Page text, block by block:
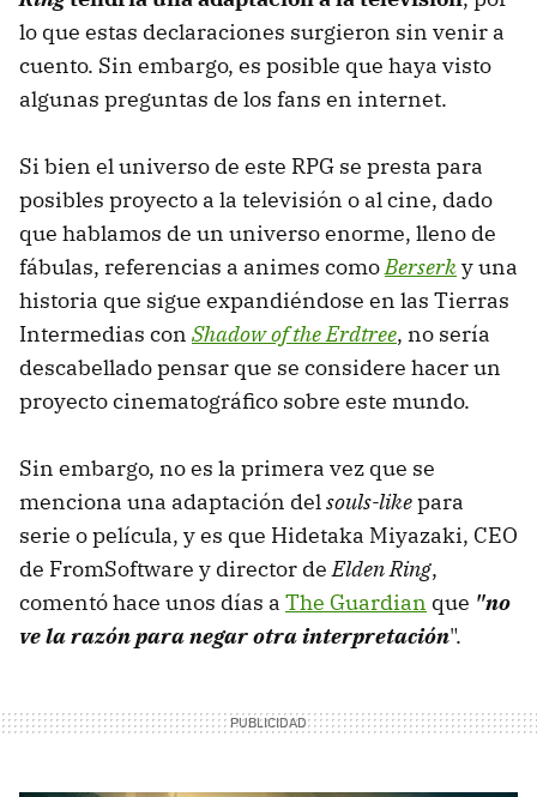
lo que estas declaraciones surgieron sin venir a
cuento. Sin embargo, es posible que haya visto
algunas preguntas de los fans en internet.
Si bien el universo de este RPG se presta para
posibles proyecto a la televisión o al cine, dado
que hablamos de un universo enorme, lleno de
fábulas, referencias a animes comoBerserky una
historia que sigue expandiéndose en las Tierras
Intermedias con Shadow of the Erdtree, no sería
descabellado pensar que se considere hacer un
proyecto cinematográfico sobre este mundo.
Sin embargo, no es la primera vez que se
menciona una adaptación delsouls-likepara
serie o película, y es que Hidetaka Miyazaki, CEO
de FromSoftware y director deElden Ring,
comentó hace unos días a The Guardian que "no
ve la razón para negar otra interpretación".